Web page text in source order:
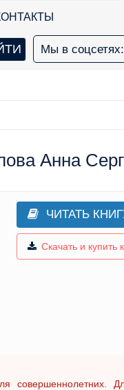
Мы в соцсетях:
Анна
ЧИТАТЬ
Скачать и купить
совершеннолетних.